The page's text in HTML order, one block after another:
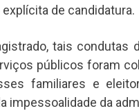
de candidatura.
tais condutas
públicos foram
familiares e
impessoalidade da